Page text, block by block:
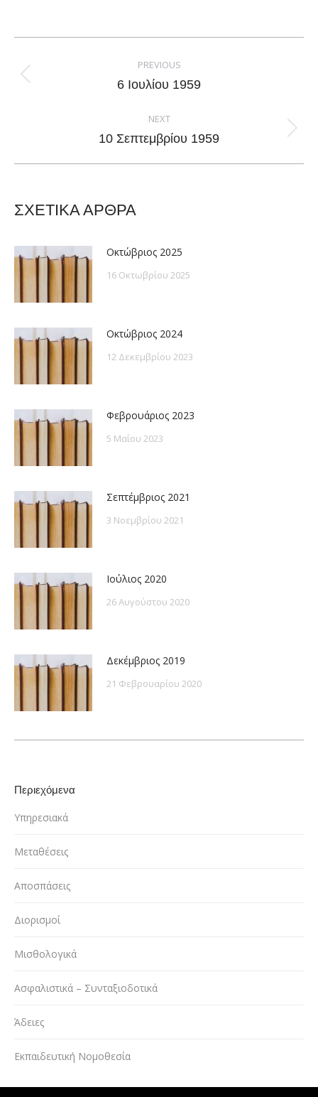
Facebook
X
PinterestLinkedIn
navigation
PREVIOUS
Previous
6 Ιουλίου 1959
NEXT
Next
10 Σεπτεμβρίου 1959
ΣΧΕΤΙΚΑ ΑΡΘΡΑ
Οκτώβριος 2025
16 Οκτωβρίου 2025
Οκτώβριος 2024
12 Δεκεμβρίου 2023
Φεβρουάριος 2023
5 Μαΐου 2023
Σεπτέμβριος 2021
3 Νοεμβρίου 2021
Ιούλιος 2020
26 Αυγούστου 2020
Δεκέμβριος 2019
21 Φεβρουαρίου 2020
Περιεχόμενα
Υπηρεσιακά
Μεταθέσεις
Αποσπάσεις
Διορισμοί
Μισθολογικά
Ασφαλιστικά – Συνταξιοδοτικά
Άδειες
Εκπαιδευτική Νομοθεσία